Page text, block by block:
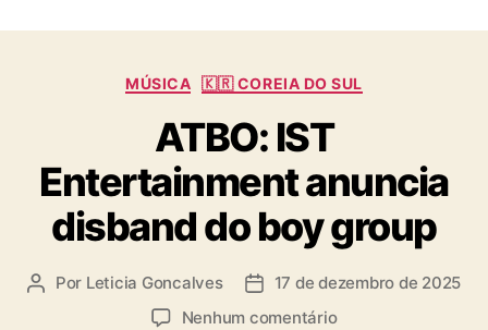
R
A
C
t
e
g
o
r
i
a
s
MÚSICA 🇰🇷 COREIA DO SUL
ATBO: IST
Entertainment anuncia
disband do boy group
A Por Leticia Goncalves
D 17 de dezembro de 2025
Nenhum comentárioe